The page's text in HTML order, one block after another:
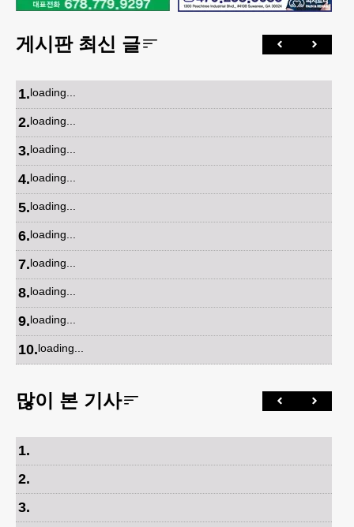
게시판 최신 글
1.loading...
2.loading...
3.loading...
4.loading...
5.loading...
6.loading...
7.loading...
8.loading...
9.loading...
10.loading...
많이 본 기사
1.
2.
3.